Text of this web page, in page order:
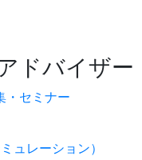
ドバイザー
・セミナー
ュレーション）